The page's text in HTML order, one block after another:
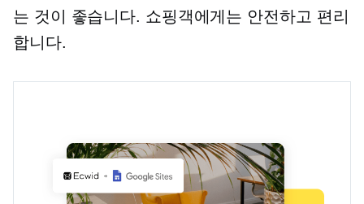
는 것이 좋습니다. 쇼핑객에게는 안전하고 편리
합니다.